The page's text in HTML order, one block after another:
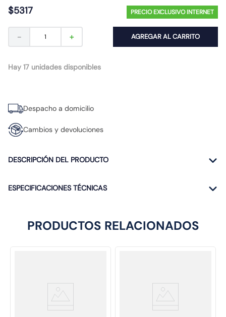
$5317 PRECIO EXCLUSIVO INTERNET
＋
－ AGREGAR AL CARRITO
Hay 17 unidades disponibles
Despacho a domicilio
Cambios y devoluciones
DESCRIPCIÓN DEL PRODUCTO
ESPECIFICACIONES TÉCNICAS
PRODUCTOS RELACIONADOS